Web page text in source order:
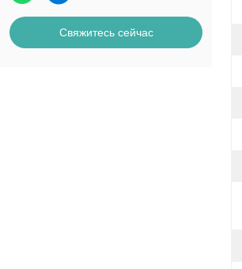
Свяжитесь сейчас